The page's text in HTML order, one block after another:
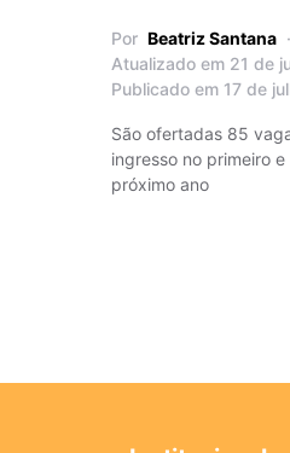
Por Beatriz Santana
Atualizado em 21 de
Publicado em 17 de
São ofertadas 85
ingresso no primeiro
próximo ano